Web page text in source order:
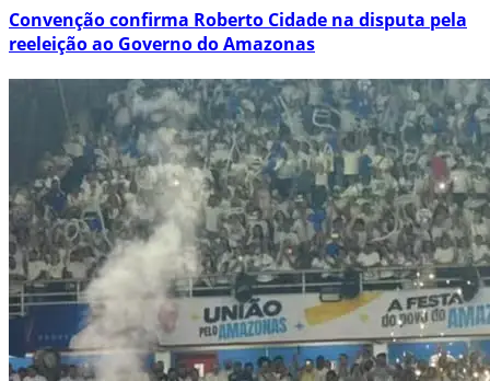
Convenção confirma Roberto Cidade na disputa pela
reeleição ao Governo do Amazonas